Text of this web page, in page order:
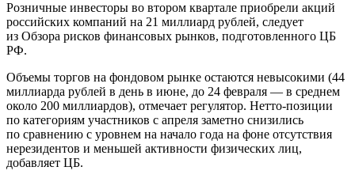
Розничные инвесторы во втором квартале приобрели акций
российских компаний на 21 миллиард рублей, следует
из Обзора рисков финансовых рынков, подготовленного ЦБ
РФ.
Объемы торгов на фондовом рынке остаются невысокими (44
миллиарда рублей в день в июне, до 24 февраля — в среднем
около 200 миллиардов), отмечает регулятор. Нетто-позиции
по категориям участников с апреля заметно снизились
по сравнению с уровнем на начало года на фоне отсутствия
нерезидентов и меньшей активности физических лиц,
добавляет ЦБ.